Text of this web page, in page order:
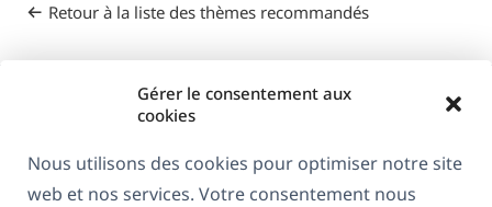
Gérer le consentement aux
cookies
Nous utilisons des cookies pour optimiser notre site
web et nos services. Votre consentement nous
Retour à la liste des thèmes recommandés